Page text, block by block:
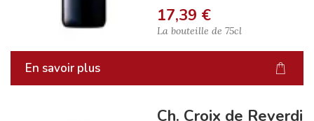
17,39 €
La bouteille de 75cl
En savoir plus
Ch. Croix de Reverdi